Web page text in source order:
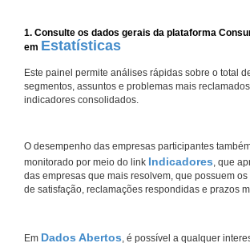
1. Consulte os dados gerais da plataforma
em Estatísticas
Este painel permite análises rápidas sobre o total
segmentos, assuntos e problemas mais
indicadores consolidados.
O desempenho das empresas participantes
monitorado por meio do link Indicadores, que
das empresas que mais resolvem, que possuem
de satisfação, reclamações respondidas e prazos
Em Dados Abertos, é possível a qualquer